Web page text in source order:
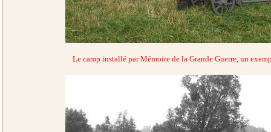
Le camp installé par Mémoire de la Grande Guerre, un